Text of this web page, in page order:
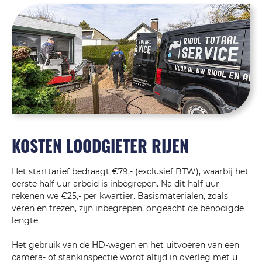
KOSTEN LOODGIETER RIJEN
Het starttarief bedraagt €79,- (exclusief BTW), waarbij het
eerste half uur arbeid is inbegrepen. Na dit half uur
rekenen we €25,- per kwartier. Basismaterialen, zoals
veren en frezen, zijn inbegrepen, ongeacht de benodigde
lengte.
Het gebruik van de HD-wagen en het uitvoeren van een
camera- of stankinspectie wordt altijd in overleg met u